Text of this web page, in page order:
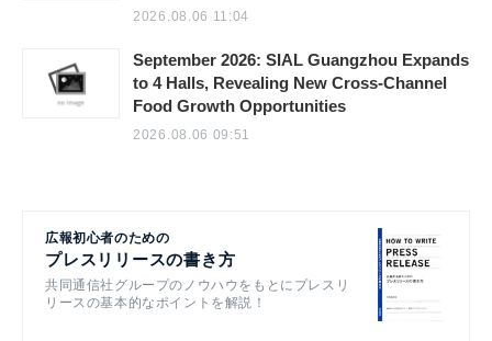
2026.08.06 11:04
September 2026: SIAL Guangzhou Expands
to 4 Halls, Revealing New Cross-Channel
Food Growth Opportunities
2026.08.06 09:51
広報初心者のための
プレスリリースの書き方
共同通信社グループのノウハウをもとにプレスリ
リースの基本的なポイントを解説！